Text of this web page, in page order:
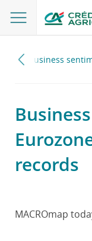
Business
records
MACROmap